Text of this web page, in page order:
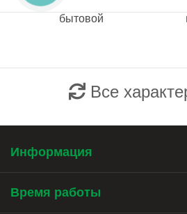
бытовой
Все
Информация
Время работы